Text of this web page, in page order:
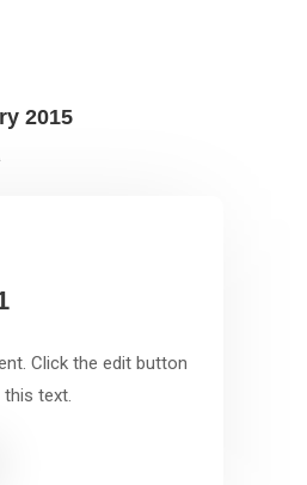
Click the edit button
text.
2015